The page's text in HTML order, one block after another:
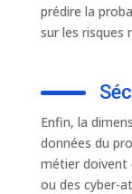
prédire la
sur les risques
Enfin, la
données du
métier doivent
ou des cyber-